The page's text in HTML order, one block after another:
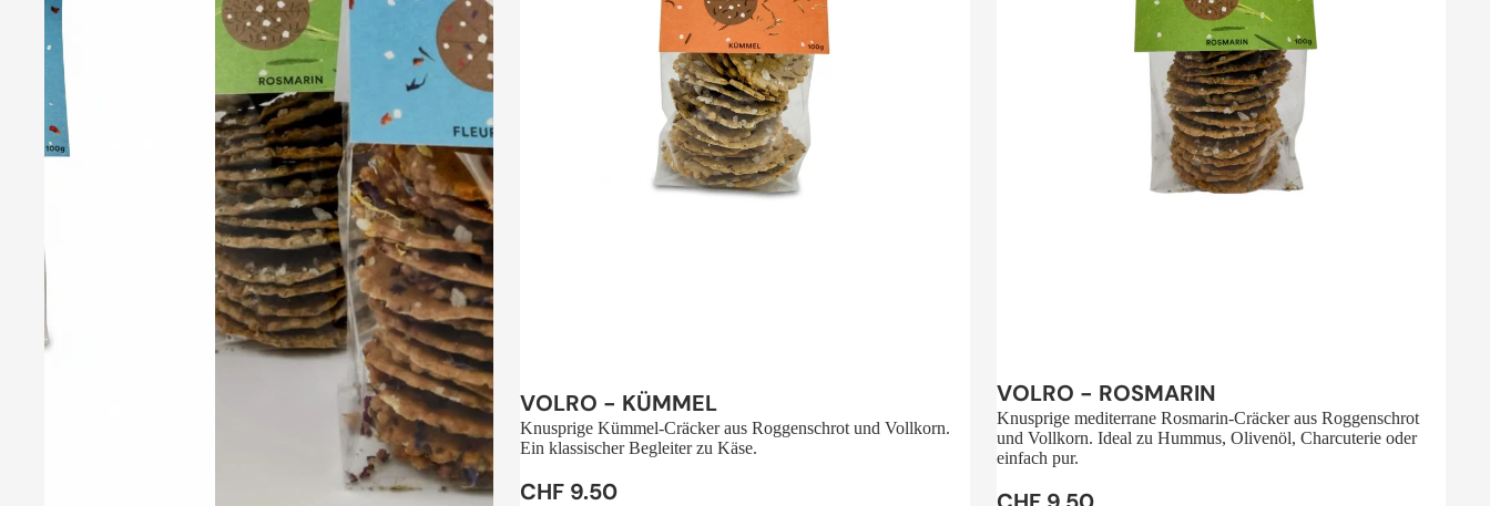
VOLRO - KÜMMEL
Knusprige Kümmel-Cräcker aus Roggenschrot und Vollkorn.
Ein klassischer Begleiter zu Käse.
CHF 9.50
VOLRO - ROSMARIN
Knusprige mediterrane Rosmarin-Cräcker aus Roggenschrot
und Vollkorn. Ideal zu Hummus, Olivenöl, Charcuterie oder
einfach pur.